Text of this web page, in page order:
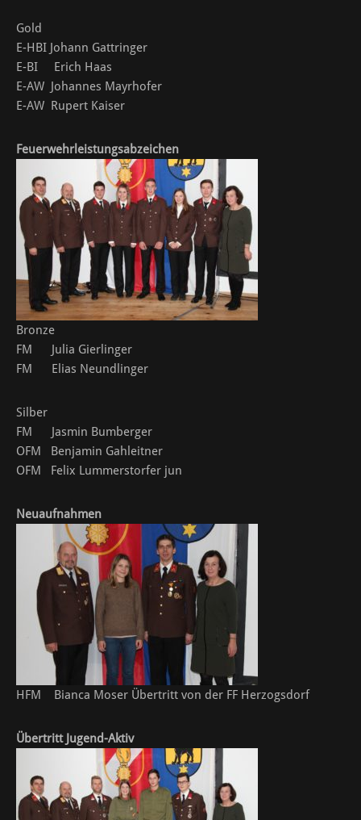
Gold
E-HBI Johann Gattringer
E-BI Erich Haas
E-AW Johannes Mayrhofer
E-AW Rupert Kaiser
Feuerwehrleistungsabzeichen
Bronze
FM Julia Gierlinger
FM Elias Neundlinger
Silber
FM Jasmin Bumberger
OFM Benjamin Gahleitner
OFM Felix Lummerstorfer jun
Neuaufnahmen
HFM Bianca Moser Übertritt von der FF Herzogsdorf
Übertritt Jugend-Aktiv